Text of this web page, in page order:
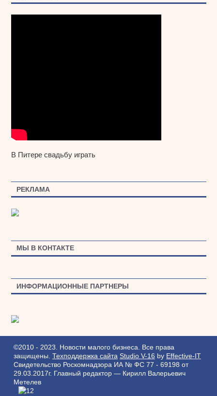
В Питере свадьбу играть
РЕКЛАМА
МЫ В КОНТАКТЕ
ИНФОРМАЦИОННЫЕ ПАРТНЕРЫ
©2010 - 2023. Новости малого бизнеса. Все права
защищены. Техподдержка сайта Studio V-16 by Effective-IT
Свидетельство Роскомнадзора ИА № ФС 77 - 69198 от
29.03.2017г.